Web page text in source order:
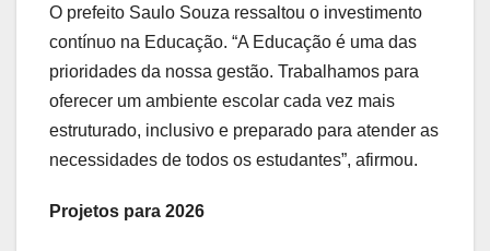
O prefeito Saulo Souza ressaltou o investimento
contínuo na Educação. “A Educação é uma das
prioridades da nossa gestão. Trabalhamos para
oferecer um ambiente escolar cada vez mais
estruturado, inclusivo e preparado para atender as
necessidades de todos os estudantes”, afirmou.
Projetos para 2026